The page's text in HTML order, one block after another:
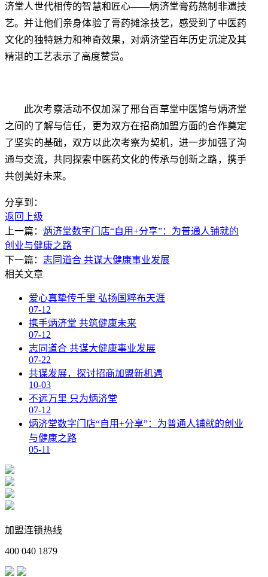
济堂人世代相传的智慧和匠心——炳济堂膏药熬制非遗技
艺。并让他们亲身体验了膏药摊涂技艺，感受到了中医药
文化的独特魅力和神奇效果，对炳济堂百年历史沉淀及其
精湛的工艺表示了高度赞赏。
此次考察活动不仅加深了邢台百草堂中医馆与炳济堂
之间的了解与信任，更为双方在招商加盟方面的合作奠定
了坚实的基础，双方以此次考察为契机，进一步加强了沟
通与交流，共同探索中医药文化的传承与创新之路，携手
共创美好未来。
分享到：
返回上级
上一篇： 炳济堂数字门店“自用+分享”：为普通人铺就的
创业与健康之路
下一篇： 志同道合 共谋大健康事业发展
相关文章
爱心真挚传千里 弘扬国粹布天涯
07-12
携手炳济堂 共筑健康未来
07-12
志同道合 共谋大健康事业发展
07-22
共谋发展，探讨招商加盟新机遇
10-03
不远万里 只为炳济堂
07-12
炳济堂数字门店“自用+分享”：为普通人铺就的创业
与健康之路
05-11
加盟连锁热线
400 040 1879